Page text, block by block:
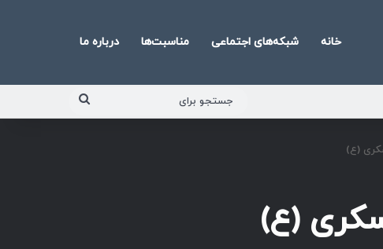
خانه شبکه‌های اجتماعی مناسبت‌ها درباره ما
(ع)
(ع)